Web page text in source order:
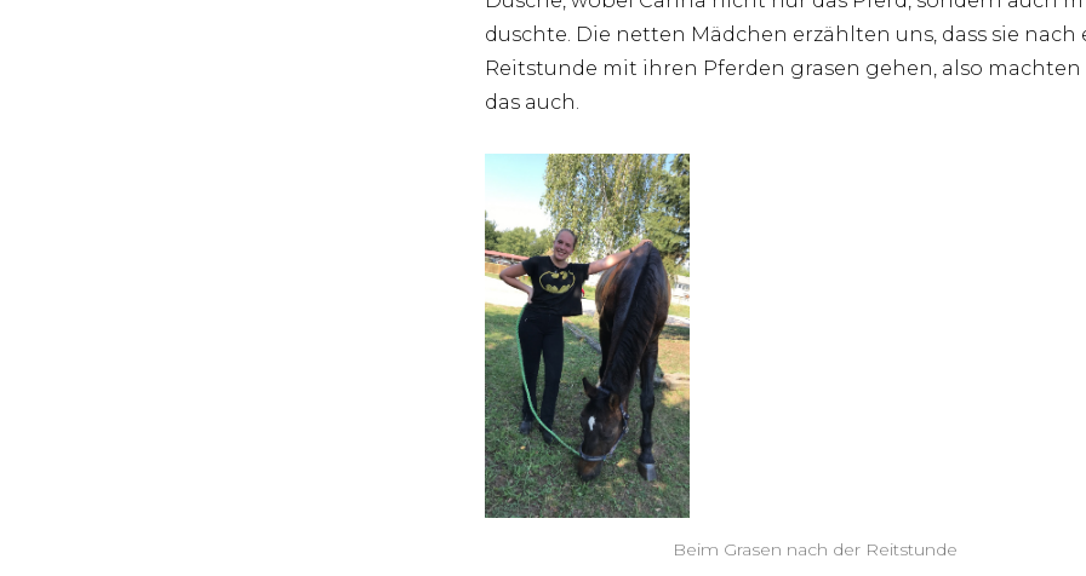
duschte. Die netten Mädchen erzählten uns, dass sie nach
Reitstunde mit ihren Pferden grasen gehen, also machten
das auch.
Beim Grasen nach der Reitstunde